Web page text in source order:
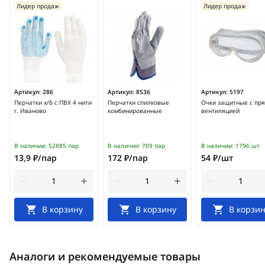
Артикул: 286
Перчатки х/б с ПВХ 4 нити
г. Иваново
Лидер продаж
В наличии: 52885 пар
13,9 ₽/пар
В корзину
Артикул: 8536
Перчатки спилковые
комбинированные
В наличии: 709 пар
172 ₽/пар
В корзину
Артикул: 5197
Очки защитные с
вентиляцией
Лидер продаж
В наличии: 1796 шт
54 ₽/шт
В
Аналоги и рекомендуемые товары